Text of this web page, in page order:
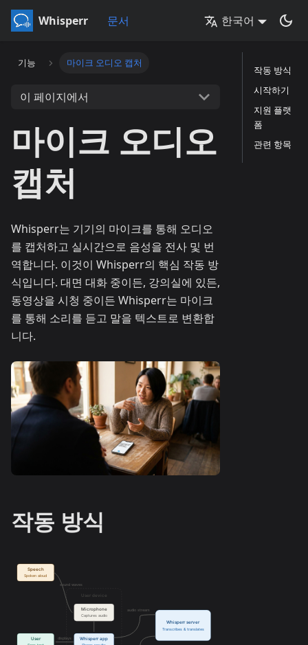
Whisperr 문서 한국어
기능 마이크 오디오 캡처
이 페이지에서
마이크 오디오
캡처
Whisperr는 기기의 마이크를 통해 오디오
를 캡처하고 실시간으로 음성을 전사 및 번
역합니다. 이것이 Whisperr의 핵심 작동 방
식입니다. 대면 대화 중이든, 강의실에 있든,
동영상을 시청 중이든 Whisperr는 마이크
를 통해 소리를 듣고 말을 텍스트로 변환합
니다.
작동 방식
작동 방식
시작하기
지원 플랫
폼
관련 항목